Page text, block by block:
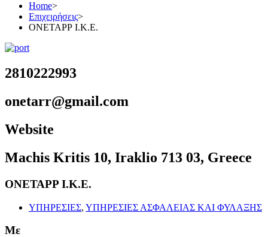
Home>
Επιχειρήσεις>
ΟΝΕΤΑΡΡ Ι.Κ.Ε.
2810222993
onetarr@gmail.com
Website
Machis Kritis 10, Iraklio 713 03, Greece
ΟΝΕΤΑΡΡ Ι.Κ.Ε.
ΥΠΗΡΕΣΙΕΣ, ΥΠΗΡΕΣΙΕΣ ΑΣΦΑΛΕΙΑΣ ΚΑΙ ΦΥΛΑΞΗΣ
Με